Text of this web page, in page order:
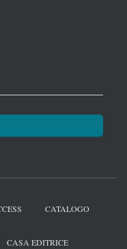
CATALOGO
CASA EDITRICE